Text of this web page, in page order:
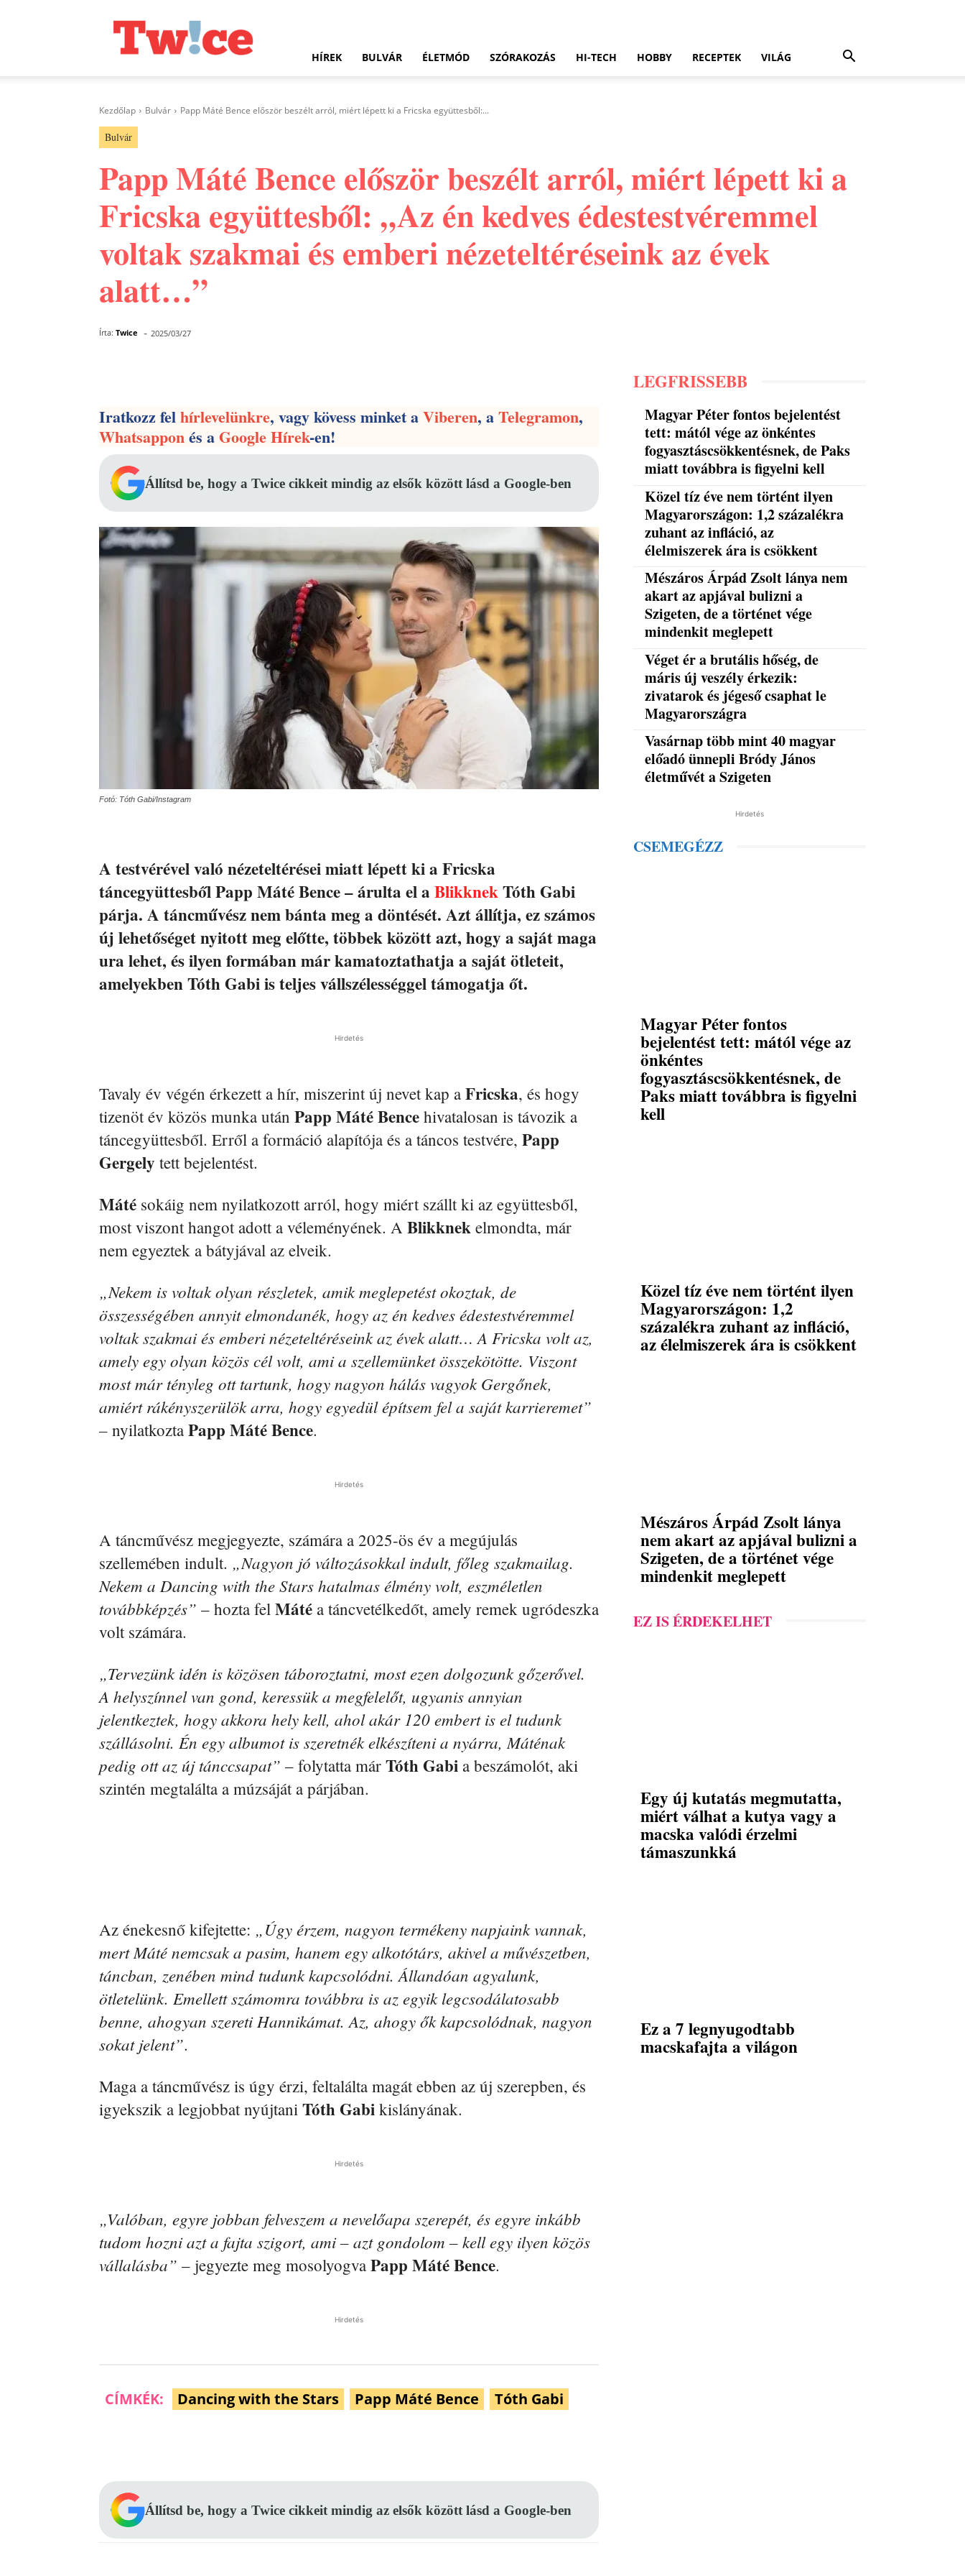
HÍREK BULVÁR ÉLETMÓD SZÓRAKOZÁS HI-TECH HOBBY RECEPTEK VILÁG
Kezdőlap Bulvár Papp Máté Bence először beszélt arról, miért lépett ki a Fricska együttesből:...
Bulvár
Papp Máté Bence először beszélt arról, miért lépett ki a
Fricska együttesből: „Az én kedves édestestvéremmel
voltak szakmai és emberi nézeteltéréseink az évek
alatt…”
Írta: Twice - 2025/03/27
Iratkozz felhírlevelünkre, vagy kövess minket aViberen, aTelegramon,
Whatsapponés aGoogle Hírek-en!
Állítsd be, hogy a Twice cikkeit mindig az elsők között lásd a Google-ben
Fotó: Tóth Gabi/Instagram
A testvérével való nézeteltérései miatt lépett ki a Fricska
táncegyüttesből Papp Máté Bence – árulta el a BlikknekTóth Gabi
párja. A táncművész nem bánta meg a döntését. Azt állítja, ez számos
új lehetőséget nyitott meg előtte, többek között azt, hogy a saját maga
ura lehet, és ilyen formában már kamatoztathatja a saját ötleteit,
amelyekben Tóth Gabi is teljes vállszélességgel támogatja őt.
Hirdetés
Tavaly év végén érkezett a hír, miszerint új nevet kap a Fricska, és hogy
tizenöt év közös munka után Papp Máté Bence hivatalosan is távozik a
táncegyüttesből. Erről a formáció alapítója és a táncos testvére, Papp
Gergely tett bejelentést.
Máté sokáig nem nyilatkozott arról, hogy miért szállt ki az együttesből,
most viszont hangot adott a véleményének. A Blikknek elmondta, már
nem egyeztek a bátyjával az elveik.
„Nekem is voltak olyan részletek, amik meglepetést okoztak, de
összességében annyit elmondanék, hogy az én kedves édestestvéremmel
voltak szakmai és emberi nézeteltéréseink az évek alatt… A Fricska volt az,
amely egy olyan közös cél volt, ami a szellemünket összekötötte. Viszont
most már tényleg ott tartunk, hogy nagyon hálás vagyok Gergőnek,
amiért rákényszerülök arra, hogy egyedül építsem fel a saját karrieremet”
– nyilatkozta Papp Máté Bence.
Hirdetés
A táncművész megjegyezte, számára a 2025-ös év a megújulás
szellemében indult. „Nagyon jó változásokkal indult, főleg szakmailag.
Nekem a Dancing with the Stars hatalmas élmény volt, eszméletlen
továbbképzés” – hozta fel Máté a táncvetélkedőt, amely remek ugródeszka
volt számára.
„Tervezünk idén is közösen táboroztatni, most ezen dolgozunk gőzerővel.
A helyszínnel van gond, keressük a megfelelőt, ugyanis annyian
jelentkeztek, hogy akkora hely kell, ahol akár 120 embert is el tudunk
szállásolni. Én egy albumot is szeretnék elkészíteni a nyárra, Máténak
pedig ott az új tánccsapat” – folytatta már Tóth Gabi a beszámolót, aki
szintén megtalálta a múzsáját a párjában.
Az énekesnő kifejtette: „Úgy érzem, nagyon termékeny napjaink vannak,
mert Máté nemcsak a pasim, hanem egy alkotótárs, akivel a művészetben,
táncban, zenében mind tudunk kapcsolódni. Állandóan agyalunk,
ötletelünk. Emellett számomra továbbra is az egyik legcsodálatosabb
benne, ahogyan szereti Hannikámat. Az, ahogy ők kapcsolódnak, nagyon
sokat jelent”.
Maga a táncművész is úgy érzi, feltalálta magát ebben az új szerepben, és
igyekszik a legjobbat nyújtani Tóth Gabi kislányának.
Hirdetés
„Valóban, egyre jobban felveszem a nevelőapa szerepét, és egyre inkább
tudom hozni azt a fajta szigort, ami – azt gondolom – kell egy ilyen közös
vállalásba” – jegyezte meg mosolyogva Papp Máté Bence.
Hirdetés
CÍMKÉK: Dancing with the Stars Papp Máté Bence Tóth Gabi
Állítsd be, hogy a Twice cikkeit mindig az elsők között lásd a Google-ben
LEGFRISSEBB
Magyar Péter fontos bejelentést
tett: mától vége az önkéntes
fogyasztáscsökkentésnek, de Paks
miatt továbbra is figyelni kell
Közel tíz éve nem történt ilyen
Magyarországon: 1,2 százalékra
zuhant az infláció, az
élelmiszerek ára is csökkent
Mészáros Árpád Zsolt lánya nem
akart az apjával bulizni a
Szigeten, de a történet vége
mindenkit meglepett
Véget ér a brutális hőség, de
máris új veszély érkezik:
zivatarok és jégeső csaphat le
Magyarországra
Vasárnap több mint 40 magyar
előadó ünnepli Bródy János
életművét a Szigeten
Hirdetés
CSEMEGÉZZ
Magyar Péter fontos
bejelentést tett: mától vége az
önkéntes
fogyasztáscsökkentésnek, de
Paks miatt továbbra is figyelni
kell
Közel tíz éve nem történt ilyen
Magyarországon: 1,2
százalékra zuhant az infláció,
az élelmiszerek ára is csökkent
Mészáros Árpád Zsolt lánya
nem akart az apjával bulizni a
Szigeten, de a történet vége
mindenkit meglepett
EZ IS ÉRDEKELHET
Egy új kutatás megmutatta,
miért válhat a kutya vagy a
macska valódi érzelmi
támaszunkká
Ez a 7 legnyugodtabb
macskafajta a világon